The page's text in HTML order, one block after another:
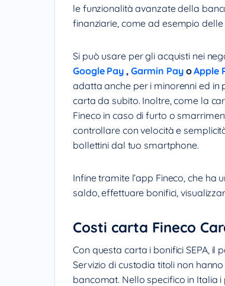
le funzionalità avanzate della
finanziarie, come ad esempio
Si può usare per gli acquisti nei
Google Pay , Garmin PayoApple
adatta anche per i minorenni ed in
carta da subito. Inoltre, come la
Fineco in caso di furto o
controllare con velocità e
bollettini dal tuo smartphone.
Infine tramite l’app Fineco, che ha
saldo, effettuare bonifici,
Costi carta Fineco
Con questa carta i bonifici SEPA, il
Servizio di custodia titoli non
bancomat. Nello specifico in Italia